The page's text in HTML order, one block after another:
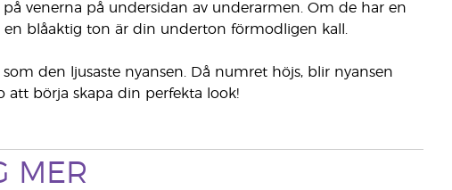
venerna på undersidan av underarmen. Om de har en
blåaktig ton är din underton förmodligen kall.
den ljusaste nyansen. Då numret höjs, blir nyansen
att börja skapa din perfekta look!
MER